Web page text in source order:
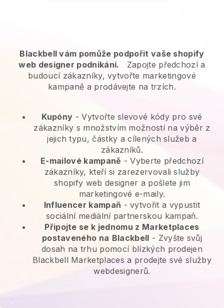
Blackbell vám pomůže podpořit vaše shopify
web designer podnikání.
Zapojte předchozí a
budoucí zákazníky, vytvořte marketingové
kampaně a prodávejte na trzích.
Kupóny - Vytvořte slevové kódy pro své
zákazníky s množstvím možností na výběr z
jejich typu, částky a cílených služeb a
zákazníků.
E-mailové kampaně -Vyberte předchozí
zákazníky, kteří si zarezervovali služby
shopify web designer a pošlete jim
marketingové e-maily.
Influencer kampaň - vytvořit a vypustit
sociální mediální partnerskou kampaň.
Připojte se k jednomu z Marketplaces
postaveného na Blackbell - Zvyšte svůj
dosah na trhu pomocí blízkých prodejen
Blackbell Marketplaces a prodejte své služby
webdesignerů.